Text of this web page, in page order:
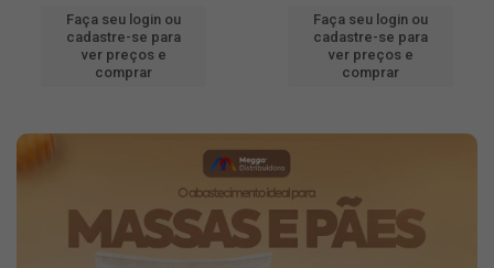
Faça seu login ou
cadastre-se para
ver preços e
comprar
Faça seu login ou
cadastre-se para
ver preços e
comprar